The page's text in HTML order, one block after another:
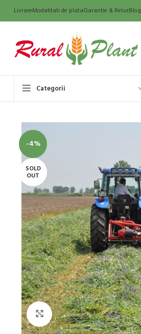
LivrareModalitati de plataGarantie & ReturBlog
Categorii
-4%
SOLD
OUT
Click to enlarge